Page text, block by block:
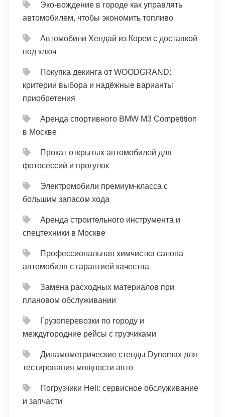
Эко-вождение в городе как управлять
автомобилем, чтобы экономить топливо
Автомобили Хендай из Кореи с доставкой
под ключ
Покупка декинга от WOODGRAND:
критерии выбора и надёжные варианты
приобретения
Аренда спортивного BMW M3 Competition
в Москве
Прокат открытых автомобилей для
фотосессий и прогулок
Электромобили премиум-класса с
большим запасом хода
Аренда строительного инструмента и
спецтехники в Москве
Профессиональная химчистка салона
автомобиля с гарантией качества
Замена расходных материалов при
плановом обслуживании
Грузоперевозки по городу и
междугородние рейсы с грузчиками
Динамометрические стенды Dynomax для
тестирования мощности авто
Погрузчики Heli: сервисное обслуживание
и запчасти